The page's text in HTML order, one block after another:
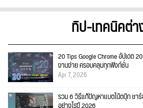
ทิป-เทคนิคต่
20 Tips Google Chrome อัปเดต
งานง่าย ครอบคลุมทุกฟังก์ชั่น
Apr 7, 2026
รวม 6 วิธีแก้ปัญหาแบตโน้ตบุ๊ก ชาร์